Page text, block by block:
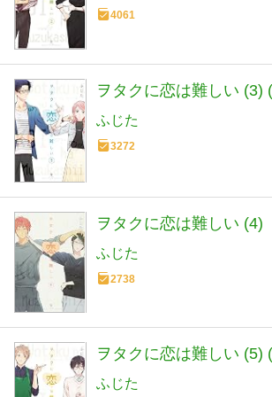
4061
ヲタクに恋は難しい (3)
ふじた
3272
ヲタクに恋は難しい (4)
ふじた
2738
ヲタクに恋は難しい (5)
ふじた